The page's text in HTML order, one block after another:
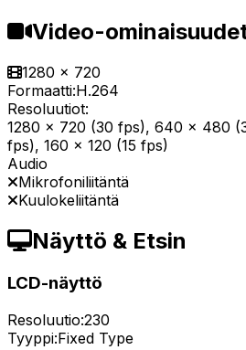
Video-
1280 x 720
Formaatti:H.264
Resoluutiot:
1280 x 720 (30 fps), 640 x 480
fps), 160 x 120 (15 fps)
Audio
Mikrofoniliitäntä
Kuulokeliitäntä
Näyttö & Etsin
LCD-näyttö
Resoluutio:230
Tyyppi:Fixed Type